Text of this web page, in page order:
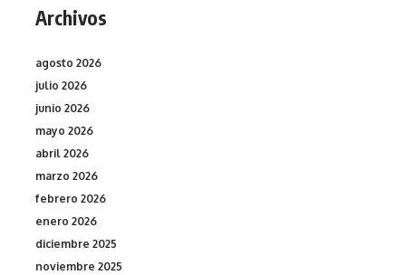
Archivos
agosto 2026
julio 2026
junio 2026
mayo 2026
abril 2026
marzo 2026
febrero 2026
enero 2026
diciembre 2025
noviembre 2025